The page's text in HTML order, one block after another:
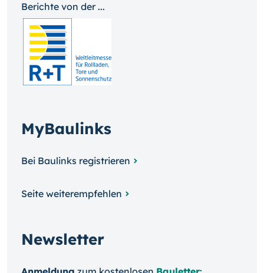
Berichte von der ...
MyBaulinks
Bei Baulinks registrieren
Seite weiterempfehlen
Newsletter